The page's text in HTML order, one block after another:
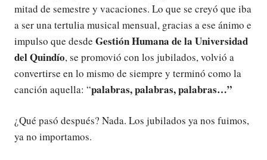
mitad de semestre y vacaciones. Lo que se creyó que iba
a ser una tertulia musical mensual, gracias a ese ánimo e
impulso que desde Gestión Humana de la Universidad
del Quindío, se promovió con los jubilados, volvió a
convertirse en lo mismo de siempre y terminó como la
canción aquella: “palabras, palabras, palabras…”
¿Qué pasó después? Nada. Los jubilados ya nos fuimos,
ya no importamos.